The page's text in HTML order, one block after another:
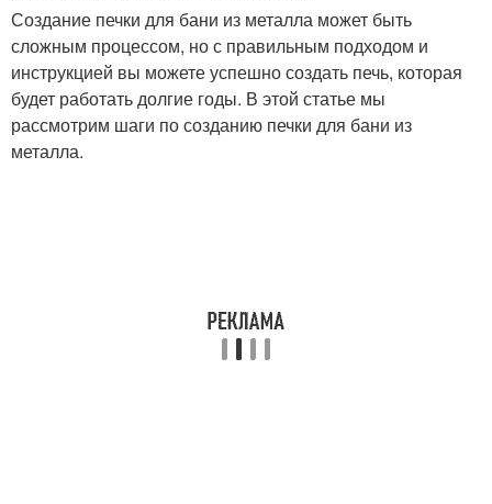
Создание печки для бани из металла может быть
сложным процессом, но с правильным подходом и
инструкцией вы можете успешно создать печь, которая
будет работать долгие годы. В этой статье мы
рассмотрим шаги по созданию печки для бани из
металла.